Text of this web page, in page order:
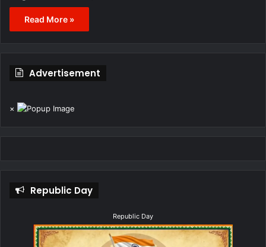
Read More »
Advertisement
×
Republic Day
Republic Day